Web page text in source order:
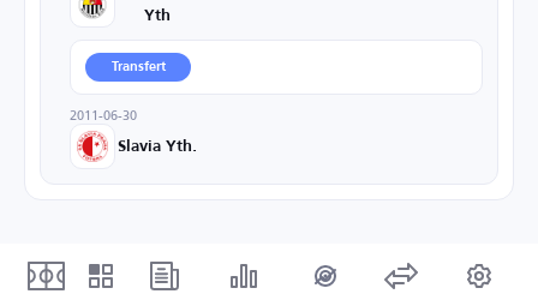
Yth
Transfert
2011-06-30
Slavia Yth.